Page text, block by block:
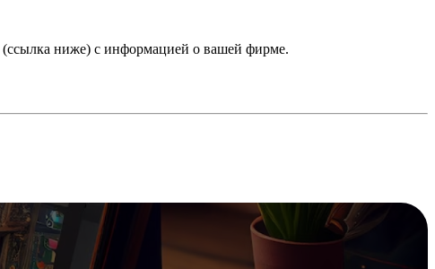
(ссылка ниже) с информацией о вашей фирме.